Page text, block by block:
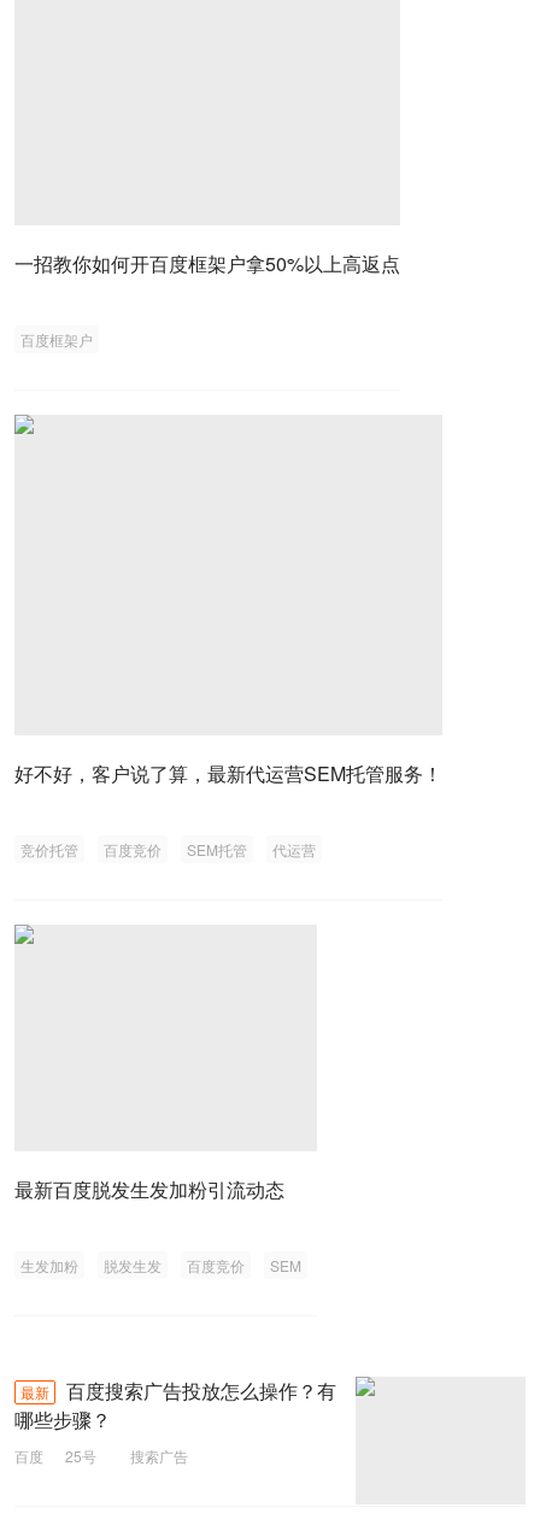
一招教你如何开百度框架户拿50%以上高返点
百度框架户
好不好，客户说了算，最新代运营SEM托管服务！
竞价托管 百度竞价 SEM托管 代运营
最新百度脱发生发加粉引流动态
生发加粉 脱发生发 百度竞价 SEM
最新
百度搜索广告投放怎么操作？有
哪些步骤？
百度 25号 搜索广告